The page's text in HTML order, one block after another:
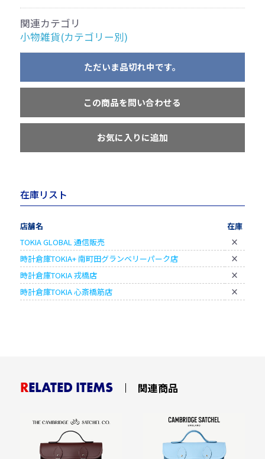
関連カテゴリ
小物雑貨(カテゴリー別)
ただいま品切れ中です。
この商品を問い合わせる
お気に入りに追加
在庫リスト
店舗名
在庫
TOKIA GLOBAL 通信販売
×
時計倉庫TOKIA+ 南町田グランベリーパーク店
×
時計倉庫TOKIA 戎橋店
×
時計倉庫TOKIA 心斎橋筋店
×
RELATED ITEMS 関連商品